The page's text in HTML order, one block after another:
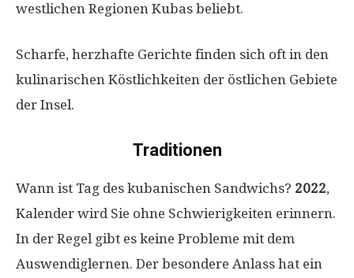
westlichen Regionen Kubas beliebt.
Scharfe, herzhafte Gerichte finden sich oft in den
kulinarischen Köstlichkeiten der östlichen Gebiete
der Insel.
Traditionen
Wann ist Tag des kubanischen Sandwichs? 2022,
Kalender wird Sie ohne Schwierigkeiten erinnern.
In der Regel gibt es keine Probleme mit dem
Auswendiglernen. Der besondere Anlass hat ein